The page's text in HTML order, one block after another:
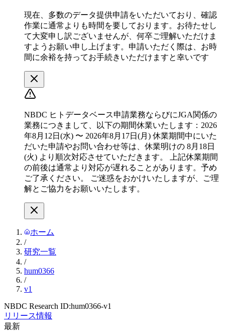
現在、多数のデータ提供申請をいただいており、確認
作業に通常よりも時間を要しております。お待たせし
て大変申し訳ございませんが、何卒ご理解いただけま
すようお願い申し上げます。申請いただく際は、お時
間に余裕を持ってお手続きいただけますと幸いです
NBDC ヒトデータベース申請業務ならびにJGA関係の
業務につきまして、以下の期間休業いたします：2026
年8月12日(水) 〜 2026年8月17日(月) 休業期間中にいた
だいた申請やお問い合わせ等は、休業明けの 8月18日
(火) より順次対応させていただきます。 上記休業期間
の前後は通常より対応が遅れることがあります。予め
ご了承ください。 ご迷惑をおかけいたしますが、ご理
解とご協力をお願いいたします。
ホーム
/
研究一覧
/
hum0366
/
v1
NBDC Research ID:hum0366-v1
リリース情報
最新